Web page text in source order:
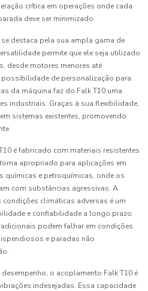
crítica em operações onde cada
deve ser minimizado.
destaca pela sua ampla gama de
permite que ele seja utilizado
desde motores menores até
de personalização para
da máquina faz do Falk T10 uma
industriais. Graças à sua flexibilidade,
sistemas existentes, promovendo
é fabricado com materiais resistentes
apropriado para aplicações em
químicas e petroquímicas, onde os
com substâncias agressivas. A
climáticas adversas é um
e confiabilidade a longo prazo.
podem falhar em condições
e paradas não
o acoplamento Falk T10 é
indesejadas. Essa capacidade